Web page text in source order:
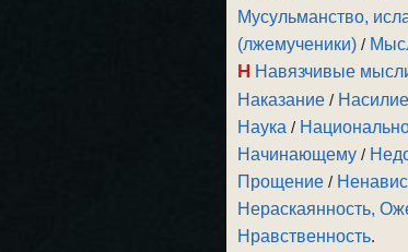
Мусульманство,
(лжемученики) /
Н Навязчивые
Наказание / Насилие
Наука /
Начинающему /
Прощение /
Нераскаянность,
Нравственность.